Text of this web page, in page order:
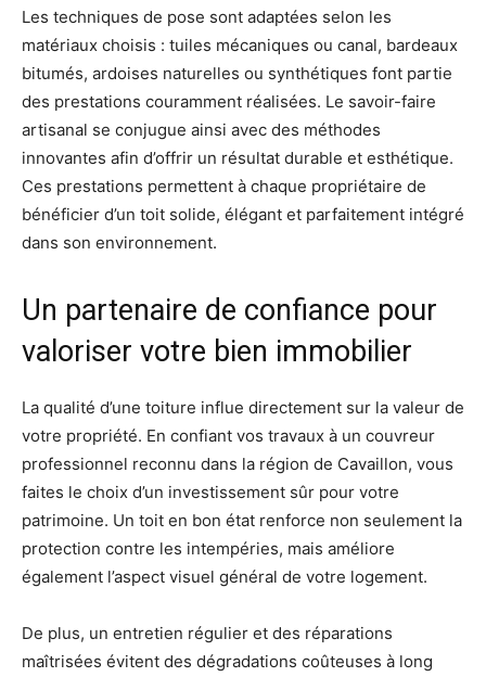
Les techniques de pose sont adaptées selon les
matériaux choisis : tuiles mécaniques ou canal, bardeaux
bitumés, ardoises naturelles ou synthétiques font partie
des prestations couramment réalisées. Le savoir-faire
artisanal se conjugue ainsi avec des méthodes
innovantes afin d’offrir un résultat durable et esthétique.
Ces prestations permettent à chaque propriétaire de
bénéficier d’un toit solide, élégant et parfaitement intégré
dans son environnement.
Un partenaire de confiance pour
valoriser votre bien immobilier
La qualité d’une toiture influe directement sur la valeur de
votre propriété. En confiant vos travaux à un couvreur
professionnel reconnu dans la région de Cavaillon, vous
faites le choix d’un investissement sûr pour votre
patrimoine. Un toit en bon état renforce non seulement la
protection contre les intempéries, mais améliore
également l’aspect visuel général de votre logement.
De plus, un entretien régulier et des réparations
maîtrisées évitent des dégradations coûteuses à long